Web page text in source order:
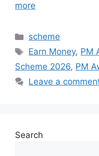
more
Categories
scheme
Tags
Earn Money, PM
Scheme 2026, PM
Leave a
Search